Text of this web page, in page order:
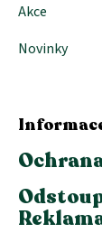
Akce
Novinky